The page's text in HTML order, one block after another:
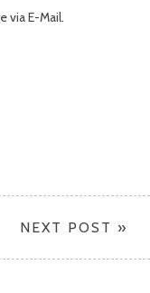
via E-Mail.
NEXT POST »